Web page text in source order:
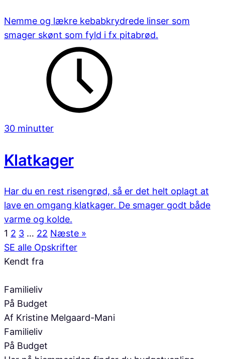
Nemme og lækre kebabkrydrede linser som
smager skønt som fyld i fx pitabrød.
30 minutter
Klatkager
Har du en rest risengrød, så er det helt oplagt at
lave en omgang klatkager. De smager godt både
varme og kolde.
1 2 3 … 22 Næste »
SE alle Opskrifter
Kendt fra
Familieliv
På Budget
Af Kristine Melgaard-Mani
Familieliv
På Budget